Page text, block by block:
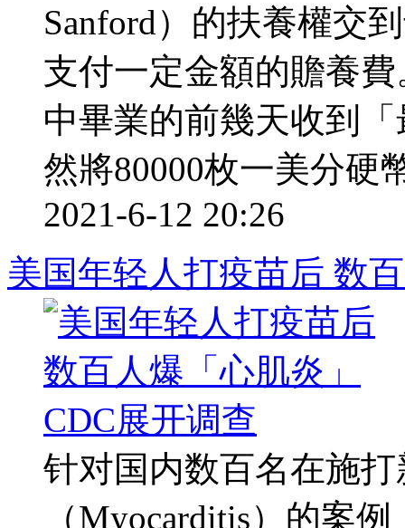
Sanford）的扶養權交
支付一定金額的贍養
中畢業的前幾天收到
然將80000枚一美分硬
2021-6-12 20:26
美国年轻人打疫苗后 数
针对国内数百名在施
（Myocarditis）的案